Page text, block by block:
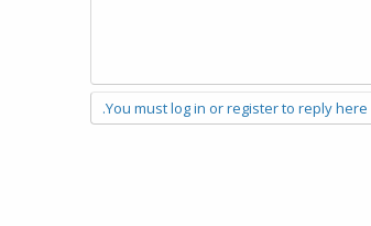
You must log in or register to reply here.